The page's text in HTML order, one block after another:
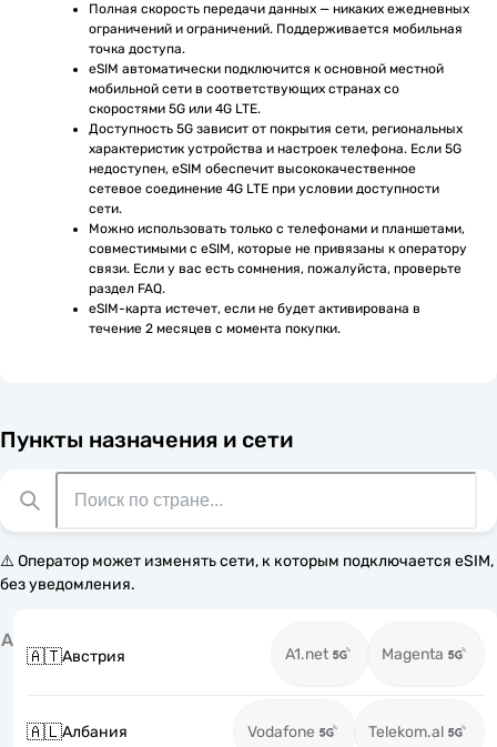
Полная скорость передачи данных — никаких ежедневных
ограничений и ограничений. Поддерживается мобильная
точка доступа.
eSIM автоматически подключится к основной местной
мобильной сети в соответствующих странах со
скоростями 5G или 4G LTE.
Доступность 5G зависит от покрытия сети, региональных
характеристик устройства и настроек телефона. Если 5G
недоступен, eSIM обеспечит высококачественное
сетевое соединение 4G LTE при условии доступности
сети.
Можно использовать только с телефонами и планшетами,
совместимыми с eSIM, которые не привязаны к оператору
связи. Если у вас есть сомнения, пожалуйста, проверьте
раздел FAQ.
eSIM-карта истечет, если не будет активирована в
течение 2 месяцев с момента покупки.
Пункты назначения и сети
⚠️ Оператор может изменять сети, к которым подключается eSIM,
без уведомления.
А
🇦🇹Австрия A1.net Magenta
🇦🇱Албания Vodafone Telekom.al